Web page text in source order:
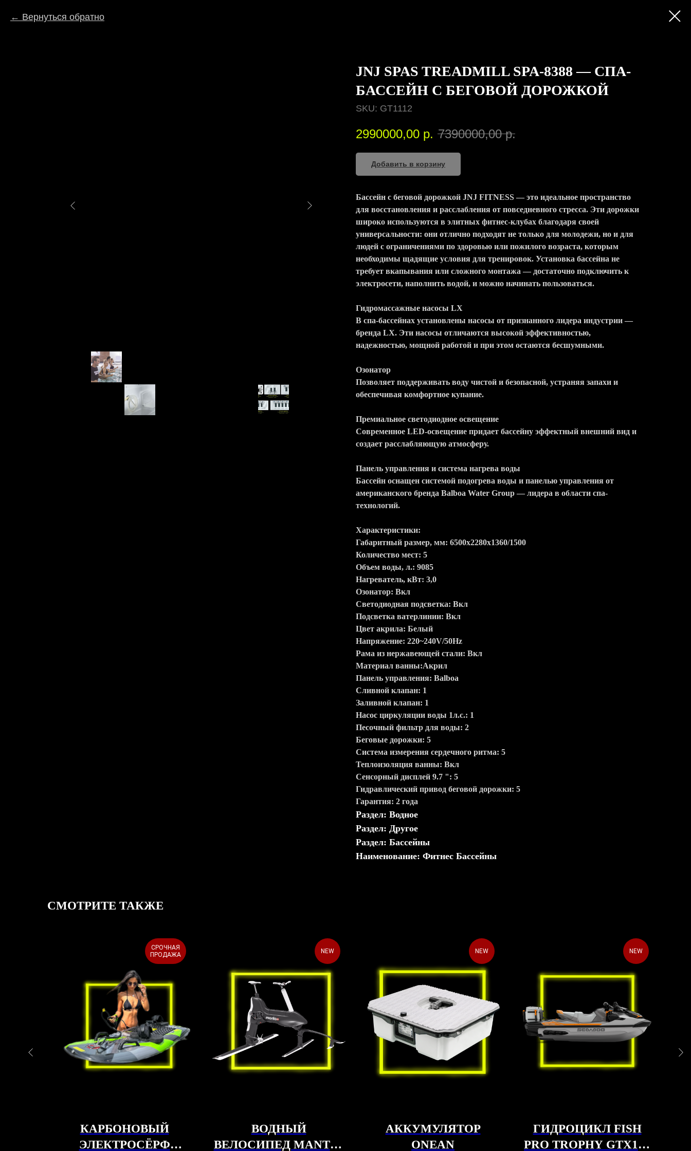
Вернуться обратно
JNJ SPAS TREADMILL SPA-8388 — СПА-
БАССЕЙН С БЕГОВОЙ ДОРОЖКОЙ
SKU: GT1112
2990000,00 р. 7390000,00 р.
Добавить в корзину
Бассейн с беговой дорожкой JNJ FITNESS — это идеальное пространство
для восстановления и расслабления от повседневного стресса. Эти дорожки
широко используются в элитных фитнес-клубах благодаря своей
универсальности: они отлично подходят не только для молодежи, но и для
людей с ограничениями по здоровью или пожилого возраста, которым
необходимы щадящие условия для тренировок. Установка бассейна не
требует вкапывания или сложного монтажа — достаточно подключить к
электросети, наполнить водой, и можно начинать пользоваться.
Гидромассажные насосы LX
В спа-бассейнах установлены насосы от признанного лидера индустрии —
бренда LX. Эти насосы отличаются высокой эффективностью,
надежностью, мощной работой и при этом остаются бесшумными.
Озонатор
Позволяет поддерживать воду чистой и безопасной, устраняя запахи и
обеспечивая комфортное купание.
Премиальное светодиодное освещение
Современное LED-освещение придает бассейну эффектный внешний вид и
создает расслабляющую атмосферу.
Панель управления и система нагрева воды
Бассейн оснащен системой подогрева воды и панелью управления от
американского бренда Balboa Water Group — лидера в области спа-
технологий.
Характеристики:
Габаритный размер, мм: 6500х2280х1360/1500
Количество мест: 5
Объем воды, л.: 9085
Нагреватель, кВт: 3,0
Озонатор: Вкл
Светодиодная подсветка: Вкл
Подсветка ватерлинии: Вкл
Цвет акрила: Белый
Напряжение: 220~240V/50Hz
Рама из нержавеющей стали: Вкл
Материал ванны:Акрил
Панель управления: Balboa
Сливной клапан: 1
Заливной клапан: 1
Насос циркуляции воды 1л.с.: 1
Песочный фильтр для воды: 2
Беговые дорожки: 5
Система измерения сердечного ритма: 5
Теплоизоляция ванны: Вкл
Сенсорный дисплей 9.7 ": 5
Гидравлический привод беговой дорожки: 5
Гарантия: 2 года
Раздел: Водное
Раздел: Другое
Раздел: Бассейны
Наименование: Фитнес Бассейны
СМОТРИТЕ ТАКЖЕ
СРОЧНАЯ
ПРОДАЖА
КАРБОНОВЫЙ
ЭЛЕКТРОСЁРФ
NEW
ВОДНЫЙ
ВЕЛОСИПЕД MANTA5
NEW
АККУМУЛЯТОР
ONEAN
NEW
ГИДРОЦИКЛ FISH
PRO TROPHY GTX170